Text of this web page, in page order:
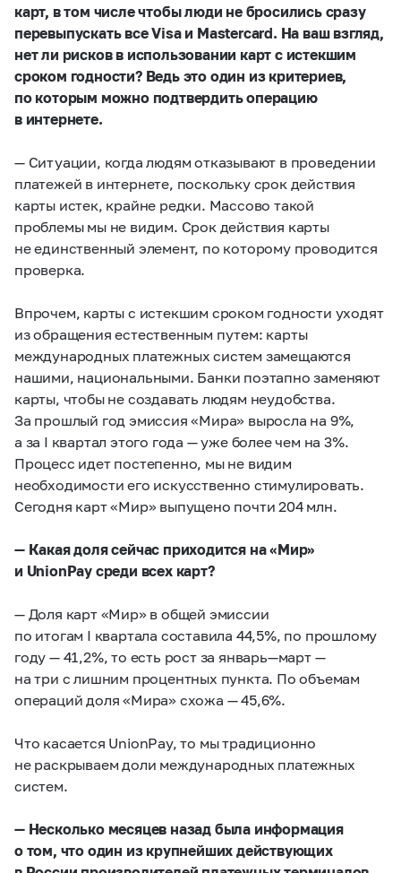
карт, в том числе чтобы люди не бросились сразу
перевыпускать все Visa и Mastercard. На ваш взгляд,
нет ли рисков в использовании карт с истекшим
сроком годности? Ведь это один из критериев,
по которым можно подтвердить операцию
в интернете.
— Ситуации, когда людям отказывают в проведении
платежей в интернете, поскольку срок действия
карты истек, крайне редки. Массово такой
проблемы мы не видим. Срок действия карты
не единственный элемент, по которому проводится
проверка.
Впрочем, карты с истекшим сроком годности уходят
из обращения естественным путем: карты
международных платежных систем замещаются
нашими, национальными. Банки поэтапно заменяют
карты, чтобы не создавать людям неудобства.
За прошлый год эмиссия «Мира» выросла на 9%,
а за I квартал этого года — уже более чем на 3%.
Процесс идет постепенно, мы не видим
необходимости его искусственно стимулировать.
Сегодня карт «Мир» выпущено почти 204 млн.
— Какая доля сейчас приходится на «Мир»
и UnionPay среди всех карт?
— Доля карт «Мир» в общей эмиссии
по итогам I квартала составила 44,5%, по прошлому
году — 41,2%, то есть рост за январь—март —
на три с лишним процентных пункта. По объемам
операций доля «Мира» схожа — 45,6%.
Что касается UnionPay, то мы традиционно
не раскрываем доли международных платежных
систем.
— Несколько месяцев назад была информация
о том, что один из крупнейших действующих